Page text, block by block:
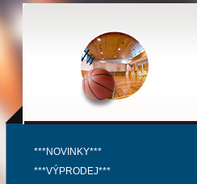
***NOVINKY***
***VÝPRODEJ***